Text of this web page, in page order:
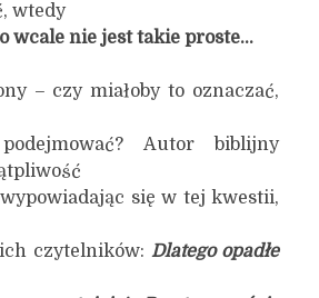
wtedy
wcale nie jest takie proste…
– czy miałoby to oznaczać,
Autor biblijny
się w tej kwestii,
czytelników: Dlatego opadłe